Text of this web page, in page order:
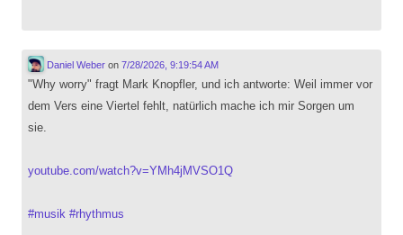
Daniel Weberon 7/28/2026, 9:19:54 AM
"Why worry" fragt Mark Knopfler, und ich antworte: Weil immer vor
dem Vers eine Viertel fehlt, natürlich mache ich mir Sorgen um
sie.
youtube.com/watch?v=YMh4jMVSO1Q
#musik #rhythmus